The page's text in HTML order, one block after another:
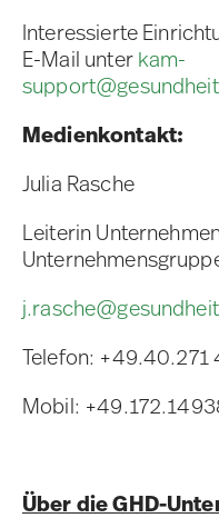
Interessierte
E-Mail unterkam-
Medienkontakt:
Julia Rasche
Leiterin
Telefon: +49.40.271
Mobil:
Über die GHD-